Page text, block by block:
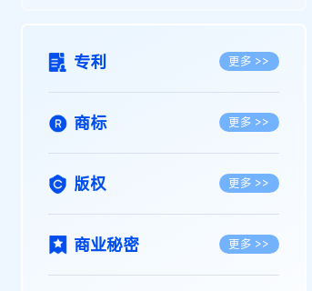
专利 更多 >>
商标 更多 >>
版权 更多 >>
商业秘密 更多 >>